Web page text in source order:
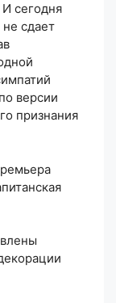
сегодня
сдает
версии
признания